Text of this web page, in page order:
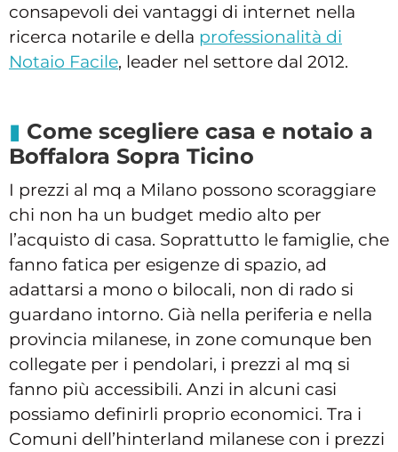
consapevoli dei vantaggi di internet nella
ricerca notarile e della professionalità di
Notaio Facile, leader nel settore dal 2012.
Come scegliere casa e notaio a
Boffalora Sopra Ticino
I prezzi al mq a Milano possono scoraggiare
chi non ha un budget medio alto per
l’acquisto di casa. Soprattutto le famiglie, che
fanno fatica per esigenze di spazio, ad
adattarsi a mono o bilocali, non di rado si
guardano intorno. Già nella periferia e nella
provincia milanese, in zone comunque ben
collegate per i pendolari, i prezzi al mq si
fanno più accessibili. Anzi in alcuni casi
possiamo definirli proprio economici. Tra i
Comuni dell’hinterland milanese con i prezzi